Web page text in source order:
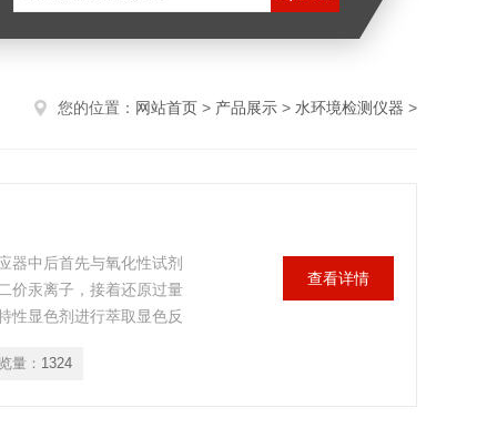
您的位置： 网站首页 > 产品展示 > 水环境检测仪器 >
器中后首先与氧化性试剂
价汞离子，接着还原过量
性显色剂进行萃取显色反
含量。利用在线萃取技术
量： 1324
查看详情